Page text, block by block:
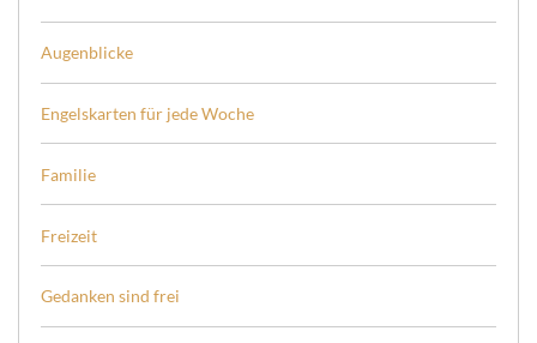
Augenblicke
Engelskarten für jede Woche
Familie
Freizeit
Gedanken sind frei